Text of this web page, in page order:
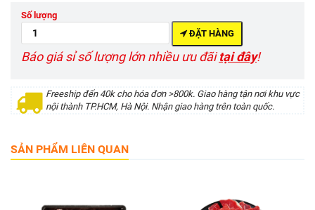
Số lượng
ĐẶT HÀNG
Báo giá sỉ số lượng lớn nhiều ưu đãitại đây!
Freeship đến 40k cho hóa đơn >800k. Giao hàng tận nơi khu vực
nội thành TP.HCM, Hà Nội. Nhận giao hàng trên toàn quốc.
SẢN PHẨM LIÊN QUAN